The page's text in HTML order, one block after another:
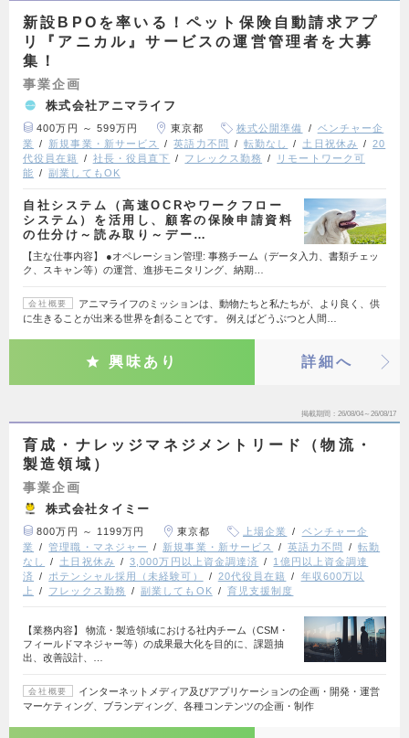
新設BPOを率いる！ペット保険自動請求アプ
リ『アニカル』サービスの運営管理者を大募
集！
事業企画
株式会社アニマライフ
400万円 ～ 599万円 東京都 株式公開準備
ベンチャー企
業
新規事業・新サービス 英語力不問 転勤なし 土日祝休み
20
代役員在籍
社長・役員直下 フレックス勤務
リモートワーク可
能
副業してもOK
自社システム（高速OCRやワークフロー
システム）を活用し、顧客の保険申請資料
の仕分け～読み取り～デー…
【主な仕事内容】 ●オペレーション管理: 事務チーム（データ入力、書類チェッ
ク、スキャン等）の運営、進捗モニタリング、納期…
会社概要
アニマライフのミッションは、動物たちと私たちが、より良く、供
に生きることが出来る世界を創ることです。 例えばどうぶつと人間…
興味あり 詳細へ
掲載期間 26/08/04～26/08/17
育成・ナレッジマネジメントリード（物流・
製造領域）
事業企画
株式会社タイミー
800万円 ～ 1199万円 東京都 上場企業
ベンチャー企
業
管理職・マネジャー 新規事業・新サービス 英語力不問
転勤
なし
土日祝休み 3,000万円以上資金調達済
1億円以上資金調達
済
ポテンシャル採用（未経験可） 20代役員在籍
年収600万以
上
フレックス勤務 副業してもOK 育児支援制度
【業務内容】 物流・製造領域における社内チーム（CSM・
フィールドマネジャー等）の成果最大化を目的に、課題抽
出、改善設計、…
会社概要
インターネットメディア及びアプリケーションの企画・開発・運営
マーケティング、ブランディング、各種コンテンツの企画・制作